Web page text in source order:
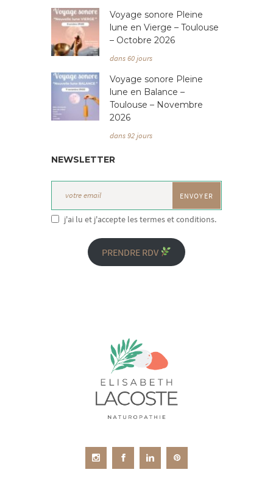
Voyage sonore Pleine
lune en Vierge – Toulouse
– Octobre 2026
dans 60 jours
Voyage sonore Pleine
lune en Balance –
Toulouse – Novembre
2026
dans 92 jours
NEWSLETTER
j'ai lu et j'accepte les termes et conditions.
PRENDRE RDV